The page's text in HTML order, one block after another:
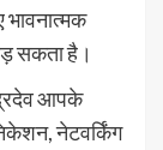
भावनात्मक
सकता है।
आपके
नेटवर्किंग